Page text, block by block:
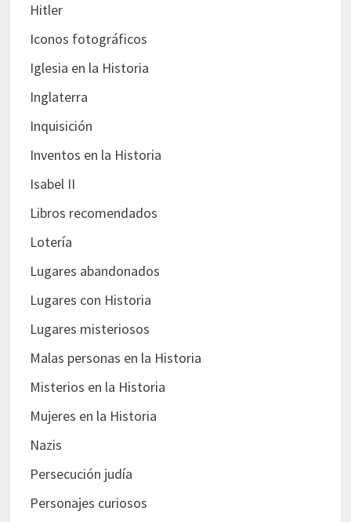
Hitler
Iconos fotográficos
Iglesia en la Historia
Inglaterra
Inquisición
Inventos en la Historia
Isabel II
Libros recomendados
Lotería
Lugares abandonados
Lugares con Historia
Lugares misteriosos
Malas personas en la Historia
Misterios en la Historia
Mujeres en la Historia
Nazis
Persecución judía
Personajes curiosos